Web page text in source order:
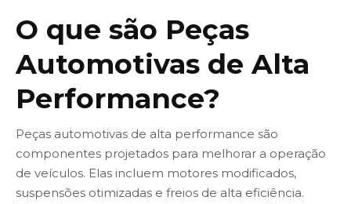
O que são Peças
Automotivas de Alta
Performance?
Peças automotivas de alta performance são
componentes projetados para melhorar a operação
de veículos. Elas incluem motores modificados,
suspensões otimizadas e freios de alta eficiência.